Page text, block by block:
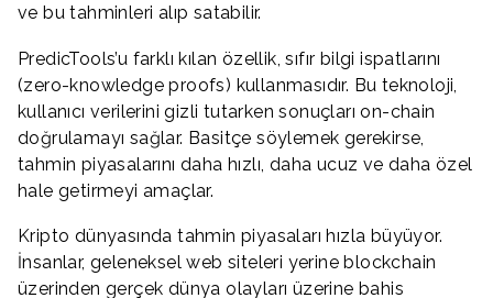
ve bu tahminleri alıp satabilir.
PredicTools’u farklı kılan özellik, sıfır bilgi ispatlarını
(zero-knowledge proofs) kullanmasıdır. Bu teknoloji,
kullanıcı verilerini gizli tutarken sonuçları on-chain
doğrulamayı sağlar. Basitçe söylemek gerekirse,
tahmin piyasalarını daha hızlı, daha ucuz ve daha özel
hale getirmeyi amaçlar.
Kripto dünyasında tahmin piyasaları hızla büyüyor.
İnsanlar, geleneksel web siteleri yerine blockchain
üzerinden gerçek dünya olayları üzerine bahis